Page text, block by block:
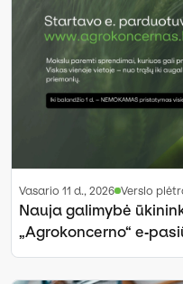
vasario 11 d., 2026 Verslo
Nauja galimybė
„Agrokoncerno“